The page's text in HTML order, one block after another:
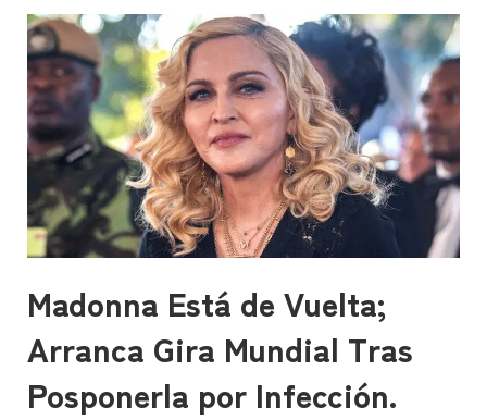
Madonna Está de Vuelta;
Arranca Gira Mundial Tras
Posponerla por Infección.